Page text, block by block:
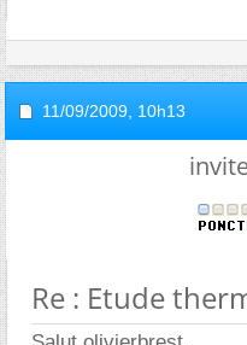
11/09/2009, 10h13
Re : Etude